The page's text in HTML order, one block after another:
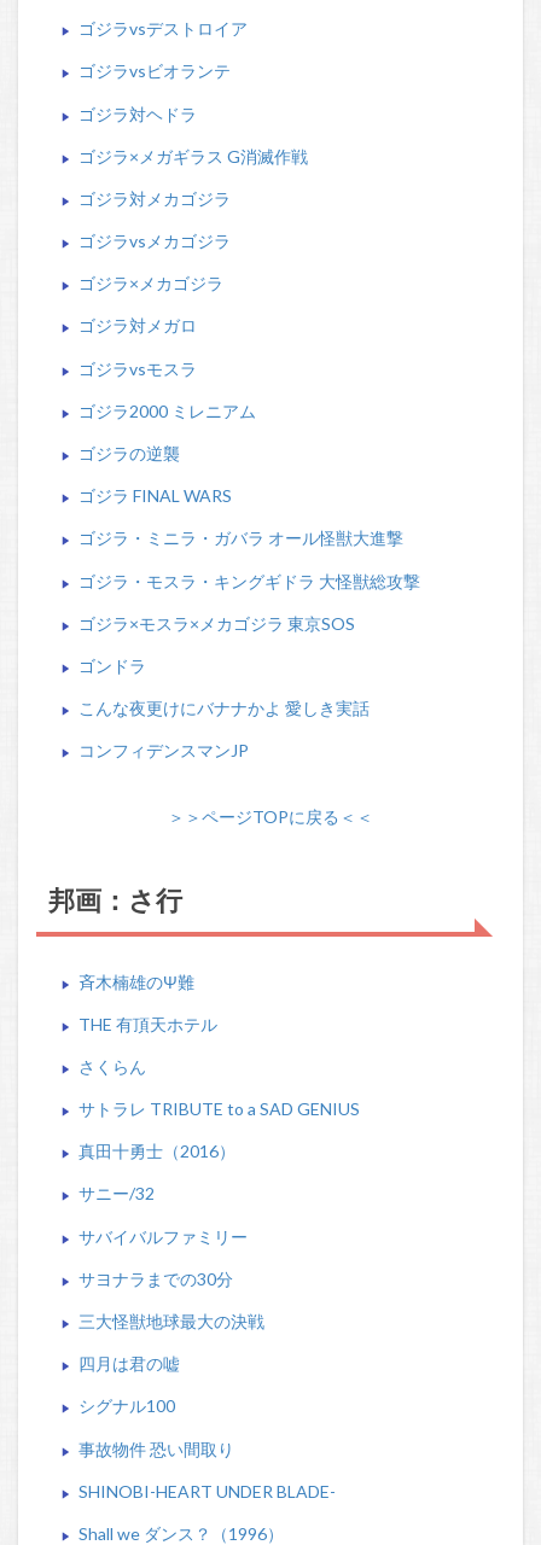
ゴジラvsデストロイア
ゴジラvsビオランテ
ゴジラ対ヘドラ
ゴジラ×メガギラス G消滅作戦
ゴジラ対メカゴジラ
ゴジラvsメカゴジラ
ゴジラ×メカゴジラ
ゴジラ対メガロ
ゴジラvsモスラ
ゴジラ2000 ミレニアム
ゴジラの逆襲
ゴジラ FINAL WARS
ゴジラ・ミニラ・ガバラ オール怪獣大進撃
ゴジラ・モスラ・キングギドラ 大怪獣総攻撃
ゴジラ×モスラ×メカゴジラ 東京SOS
ゴンドラ
こんな夜更けにバナナかよ 愛しき実話
コンフィデンスマンJP
＞＞ページTOPに戻る＜＜
邦画：さ行
斉木楠雄のΨ難
THE 有頂天ホテル
さくらん
サトラレ TRIBUTE to a SAD GENIUS
真田十勇士（2016）
サニー/32
サバイバルファミリー
サヨナラまでの30分
三大怪獣地球最大の決戦
四月は君の嘘
シグナル100
事故物件 恐い間取り
SHINOBI-HEART UNDER BLADE-
Shall we ダンス？（1996）